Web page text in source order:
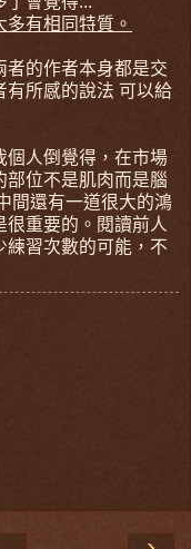
有相同特質。
者的作者本身都是交
有所感的說法 可以給
個人倒覺得，在市場
部位不是肌肉而是腦
間還有一道很大的鴻
很重要的。閱讀前人
練習次數的可能，不